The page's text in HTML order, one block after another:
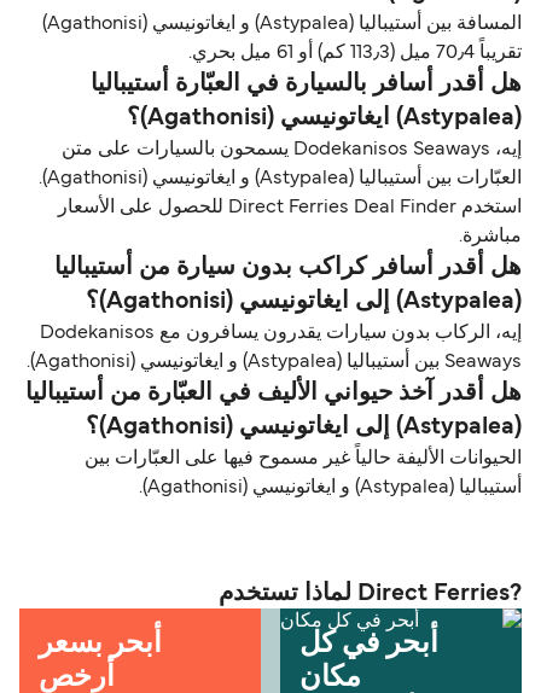
المسافة بين أستيباليا (Astypalea) و ايغاتونيسي (Agathonisi)
تقريباً 70٫4 ميل (113٫3 كم) أو 61 ميل بحري.
هل أقدر أسافر بالسيارة في العبّارة أستيباليا
(Astypalea) ايغاتونيسي (Agathonisi)؟
إيه، Dodekanisos Seaways يسمحون بالسيارات على متن
العبّارات بين أستيباليا (Astypalea) و ايغاتونيسي (Agathonisi).
استخدم Direct Ferries Deal Finder للحصول على الأسعار
مباشرة.
هل أقدر أسافر كراكب بدون سيارة من أستيباليا
(Astypalea) إلى ايغاتونيسي (Agathonisi)؟
إيه، الركاب بدون سيارات يقدرون يسافرون مع Dodekanisos
Seaways بين أستيباليا (Astypalea) و ايغاتونيسي (Agathonisi).
هل أقدر آخذ حيواني الأليف في العبّارة من أستيباليا
(Astypalea) إلى ايغاتونيسي (Agathonisi)؟
الحيوانات الأليفة حالياً غير مسموح فيها على العبّارات بين
أستيباليا (Astypalea) و ايغاتونيسي (Agathonisi).
?Direct Ferries لماذا تستخدم
أبحر في كل
مكان
أبحر بسعر
أرخص